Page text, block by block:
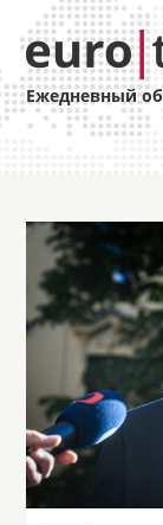
Ежедневный